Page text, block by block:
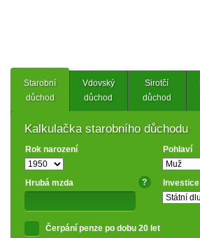
Starobní
důchod
Vdovský
důchod
Sirotčí
důchod
Kalkulačka starobního důchodu
Rok narození Pohlaví
Hrubá mzda ? Investice
Čerpání penze po dobu 20 let